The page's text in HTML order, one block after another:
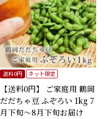
【送料0円】 ご家庭用 鶴岡
だだちゃ豆 ふぞろい 1kg 7
月下旬～8月下旬お届け
送料0円 ネット限定